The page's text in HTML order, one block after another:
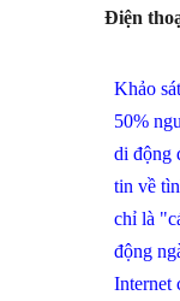
Điện
Khảo
50%
di động
tin về
chỉ là
động
Internet